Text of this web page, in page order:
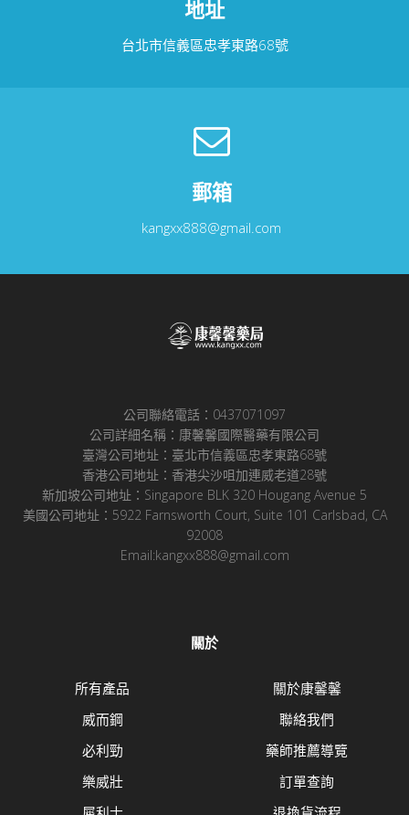
地址
台北市信義區忠孝東路68號
郵箱
kangxx888@gmail.com
公司聯絡電話：0437071097
公司詳細名稱：康馨馨國際醫藥有限公司
臺灣公司地址：臺北市信義區忠孝東路68號
香港公司地址：香港尖沙咀加連威老道28號
新加坡公司地址：Singapore BLK 320 Hougang Avenue 5
美國公司地址：5922 Farnsworth Court, Suite 101 Carlsbad, CA
92008
Email:kangxx888@gmail.com
關於
所有產品
威而鋼
必利勁
樂威壯
關於康馨馨
聯絡我們
藥師推薦導覽
訂單查詢